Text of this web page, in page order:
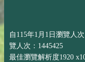
自115年1月1日瀏覽人
覽人次：1445425
最佳瀏覽解析度1920